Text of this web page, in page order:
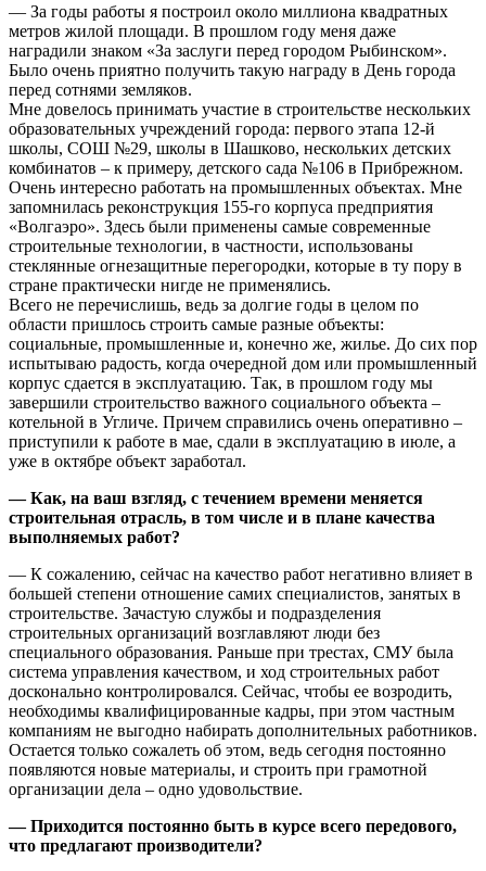
— За годы работы я построил около миллиона квадратных
метров жилой площади. В прошлом году меня даже
наградили знаком «За заслуги перед городом Рыбинском».
Было очень приятно получить такую награду в День города
перед сотнями земляков.
Мне довелось принимать участие в строительстве нескольких
образовательных учреждений города: первого этапа 12-й
школы, СОШ №29, школы в Шашково, нескольких детских
комбинатов – к примеру, детского сада №106 в Прибрежном.
Очень интересно работать на промышленных объектах. Мне
запомнилась реконструкция 155-го корпуса предприятия
«Волгаэро». Здесь были применены самые современные
строительные технологии, в частности, использованы
стеклянные огнезащитные перегородки, которые в ту пору в
стране практически нигде не применялись.
Всего не перечислишь, ведь за долгие годы в целом по
области пришлось строить самые разные объекты:
социальные, промышленные и, конечно же, жилье. До сих пор
испытываю радость, когда очередной дом или промышленный
корпус сдается в эксплуатацию. Так, в прошлом году мы
завершили строительство важного социального объекта –
котельной в Угличе. Причем справились очень оперативно –
приступили к работе в мае, сдали в эксплуатацию в июле, а
уже в октябре объект заработал.
— Как, на ваш взгляд, с течением времени меняется
строительная отрасль, в том числе и в плане качества
выполняемых работ?
— К сожалению, сейчас на качество работ негативно влияет в
большей степени отношение самих специалистов, занятых в
строительстве. Зачастую службы и подразделения
строительных организаций возглавляют люди без
специального образования. Раньше при трестах, СМУ была
система управления качеством, и ход строительных работ
досконально контролировался. Сейчас, чтобы ее возродить,
необходимы квалифицированные кадры, при этом частным
компаниям не выгодно набирать дополнительных работников.
Остается только сожалеть об этом, ведь сегодня постоянно
появляются новые материалы, и строить при грамотной
организации дела – одно удовольствие.
— Приходится постоянно быть в курсе всего передового,
что предлагают производители?